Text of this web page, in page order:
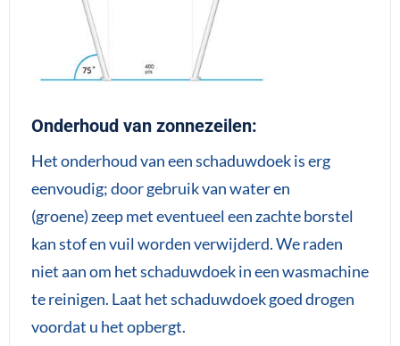
Onderhoud van zonnezeilen:
Het onderhoud van een schaduwdoek is erg
eenvoudig; door gebruik van water en
(groene) zeep met eventueel een zachte borstel
kan stof en vuil worden verwijderd. We raden
niet aan om het schaduwdoek in een wasmachine
te reinigen. Laat het schaduwdoek goed drogen
voordat u het opbergt.